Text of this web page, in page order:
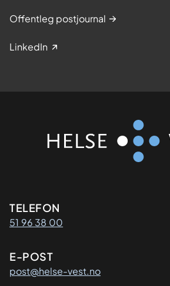
Offentleg postjournal
LinkedIn
Kontaktinformasjon
TELEFON
51 96 38 00
E-POST
post@helse-vest.no